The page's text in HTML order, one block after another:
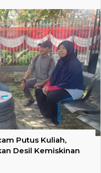
Putus Kuliah,
Desil Kemiskinan